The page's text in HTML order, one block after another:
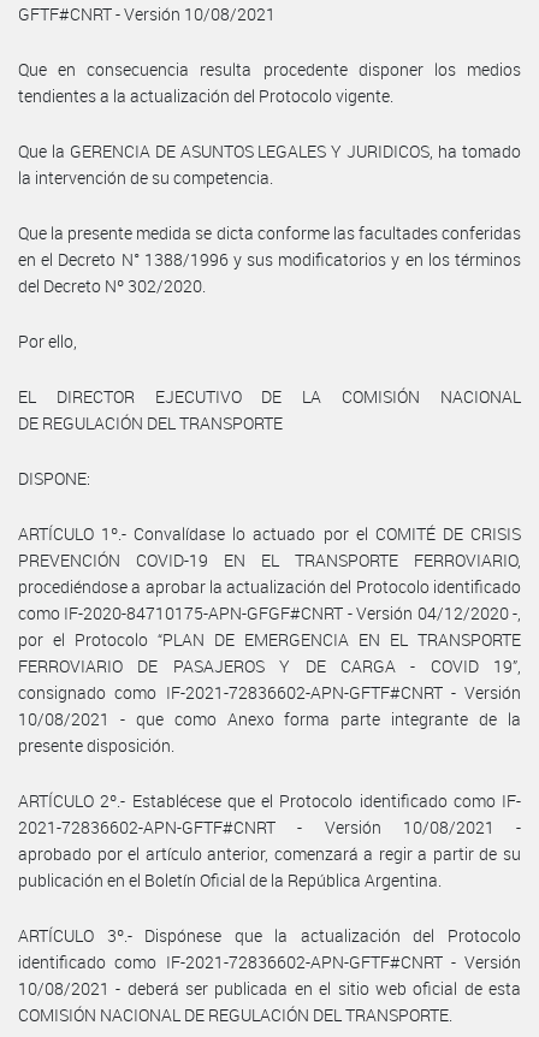
GFTF#CNRT - Versión 10/08/2021
Que en consecuencia resulta procedente disponer los medios
tendientes a la actualización del Protocolo vigente.
Que la GERENCIA DE ASUNTOS LEGALES Y JURIDICOS, ha tomado
la intervención de su competencia.
Que la presente medida se dicta conforme las facultades conferidas
en el Decreto N° 1388/1996 y sus modificatorios y en los términos
del Decreto Nº 302/2020.
Por ello,
EL DIRECTOR EJECUTIVO DE LA COMISIÓN NACIONAL
DE REGULACIÓN DEL TRANSPORTE
DISPONE:
ARTÍCULO 1º.- Convalídase lo actuado por el COMITÉ DE CRISIS
PREVENCIÓN COVID-19 EN EL TRANSPORTE FERROVIARIO,
procediéndose a aprobar la actualización del Protocolo identificado
como IF-2020-84710175-APN-GFGF#CNRT - Versión 04/12/2020 -,
por el Protocolo “PLAN DE EMERGENCIA EN EL TRANSPORTE
FERROVIARIO DE PASAJEROS Y DE CARGA - COVID 19”,
consignado como IF-2021-72836602-APN-GFTF#CNRT - Versión
10/08/2021 - que como Anexo forma parte integrante de la
presente disposición.
ARTÍCULO 2º.- Establécese que el Protocolo identificado como IF-
2021-72836602-APN-GFTF#CNRT - Versión 10/08/2021 -
aprobado por el artículo anterior, comenzará a regir a partir de su
publicación en el Boletín Oficial de la República Argentina.
ARTÍCULO 3º.- Dispónese que la actualización del Protocolo
identificado como IF-2021-72836602-APN-GFTF#CNRT - Versión
10/08/2021 - deberá ser publicada en el sitio web oficial de esta
COMISIÓN NACIONAL DE REGULACIÓN DEL TRANSPORTE.